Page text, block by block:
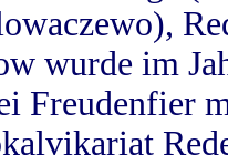
wurde im
Freudenfier